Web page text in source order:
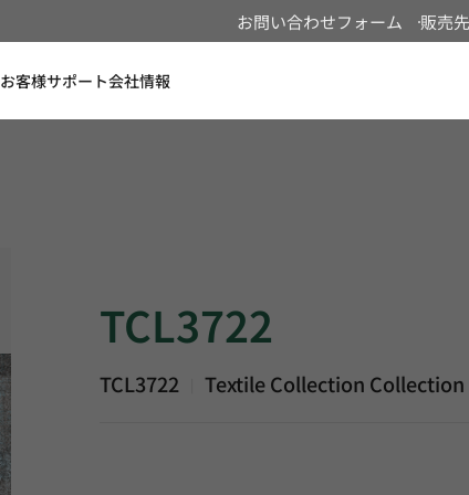
お問い合わせフォーム 販売先
お客様サポート会社情報
TCL3722
TCL3722 Textile Collection Collection